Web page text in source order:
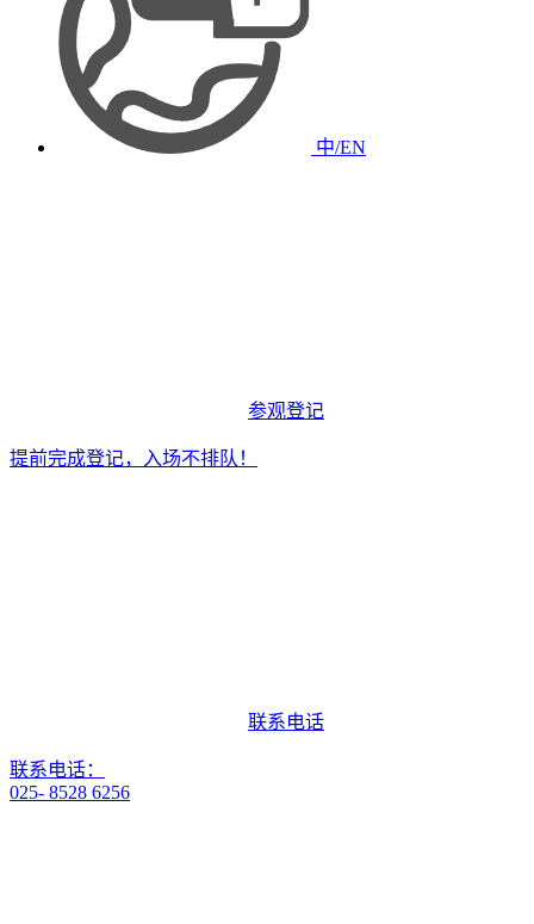
中/EN
参观登记
提前完成登记，入场不排队！
联系电话
联系电话：
025- 8528 6256